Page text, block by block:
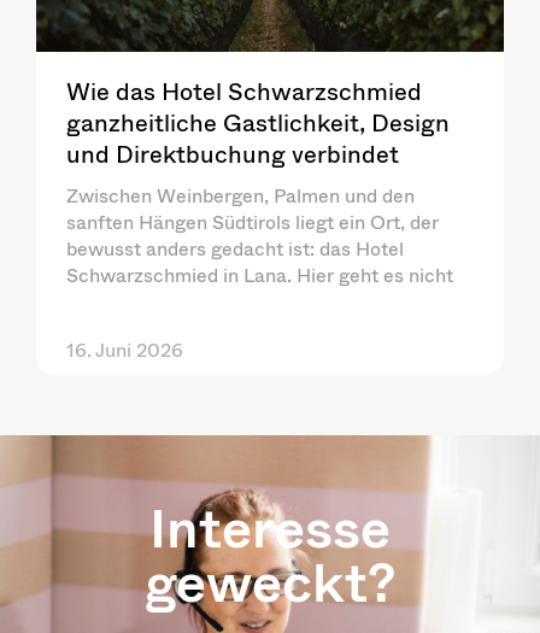
Wie das Hotel Schwarzschmied
ganzheitliche Gastlichkeit, Design
und Direktbuchung verbindet
Zwischen Weinbergen, Palmen und den
sanften Hängen Südtirols liegt ein Ort, der
bewusst anders gedacht ist: das Hotel
Schwarzschmied in Lana. Hier geht es nicht
16. Juni 2026
Interesse
geweckt?